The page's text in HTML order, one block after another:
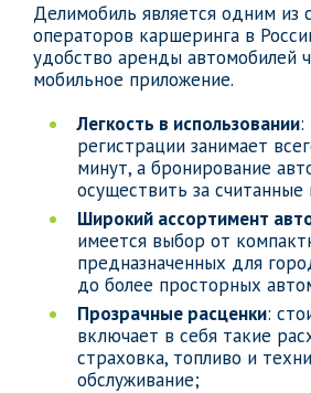
Делимобиль является одним из
операторов каршеринга в
удобство аренды автомобилей
мобильное приложение.
Легкость в использовании:
регистрации занимает
минут, а бронирование
осуществить за считанные
Широкий ассортимент
имеется выбор от
предназначенных для
до более просторных
Прозрачные расценки:
включает в себя такие
страховка, топливо и
обслуживание;